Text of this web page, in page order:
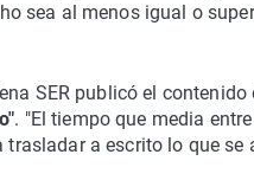
sea al menos igual o
SER publicó el contenido
. "El tiempo que media
trasladar a escrito lo que se